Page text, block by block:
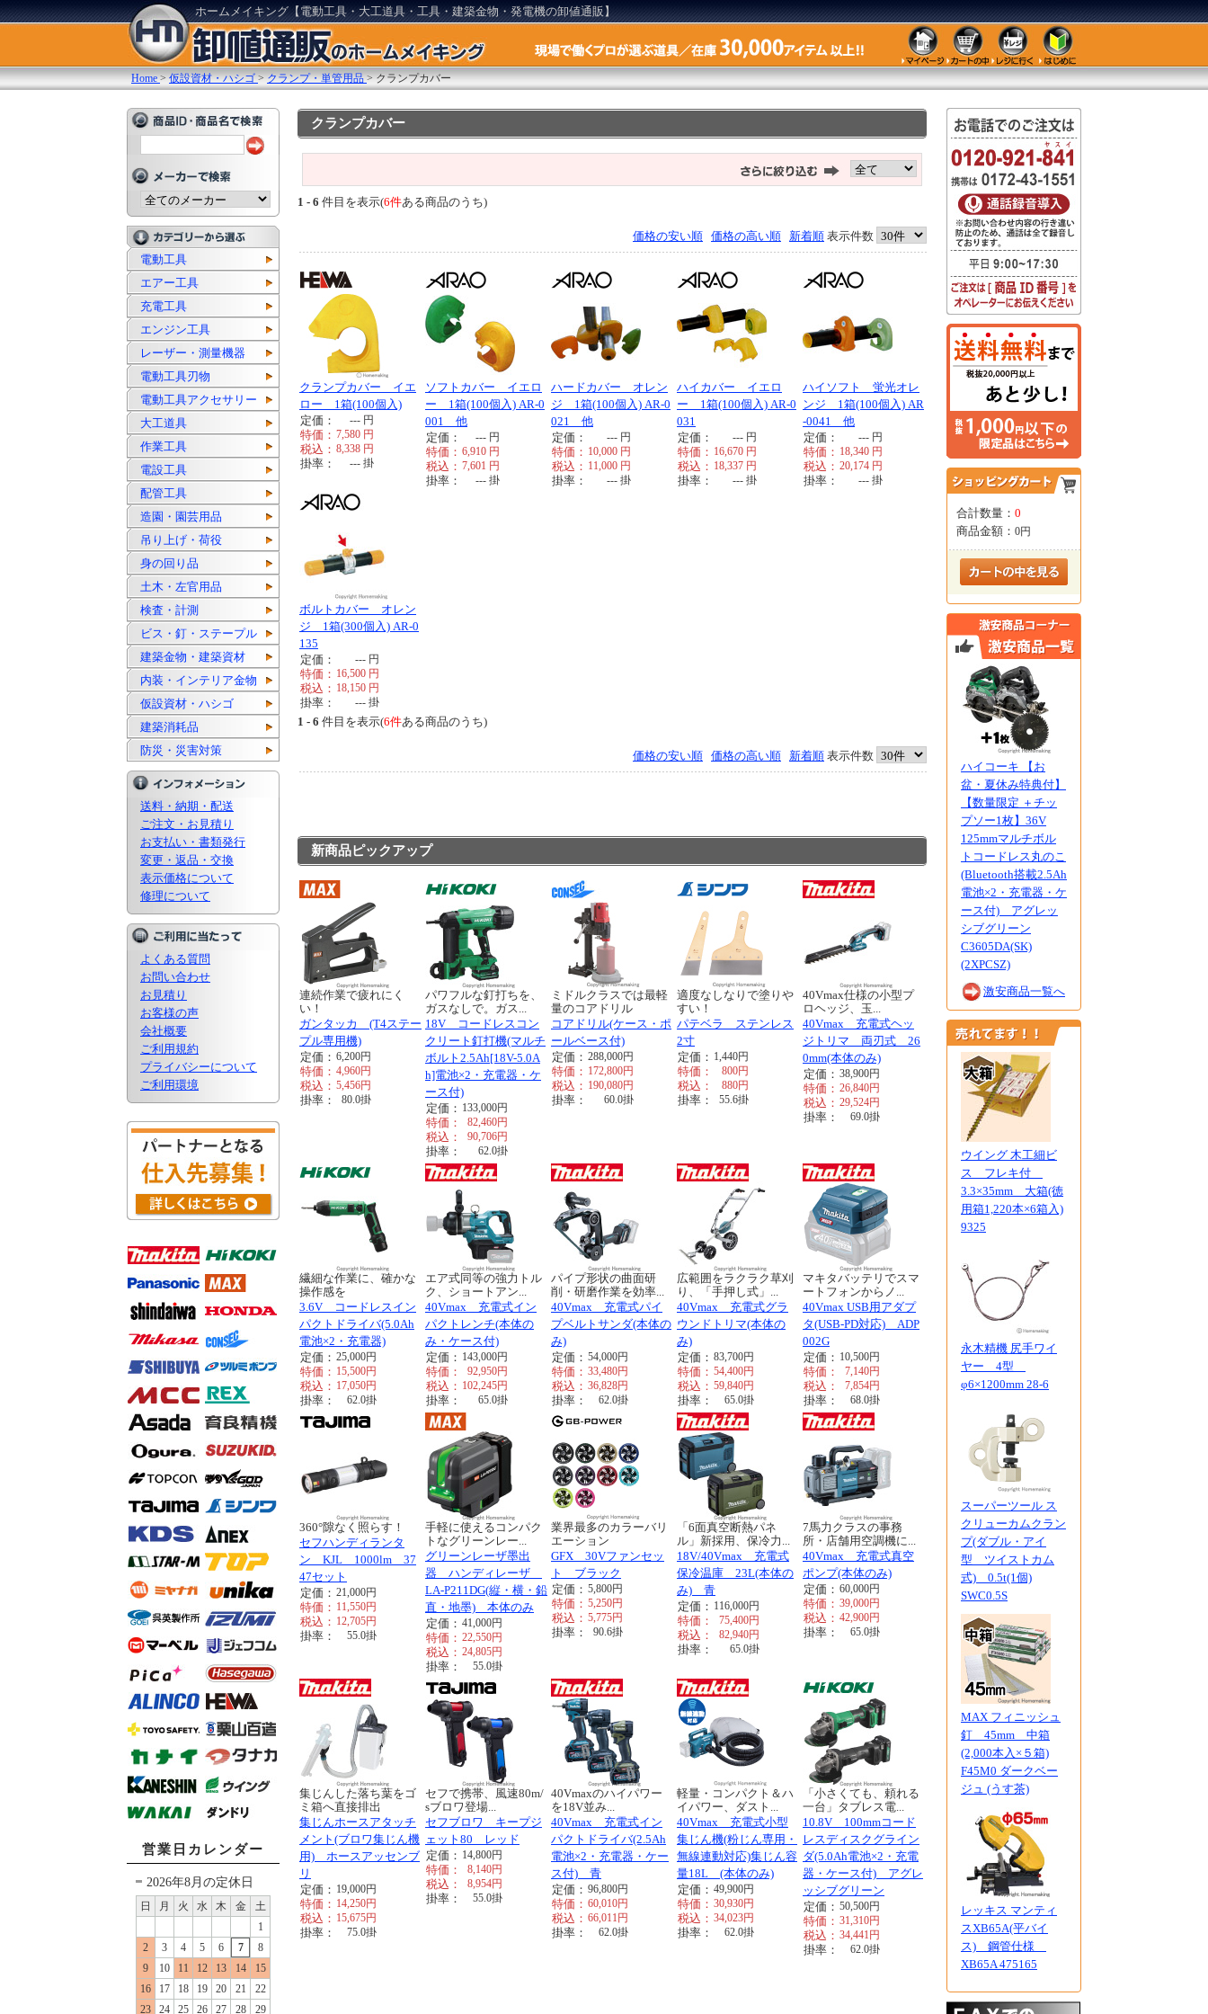
ホームメイキング【電動工具・大工道具・工具・建築金物・発電機の卸値通販】
Home >仮設資材・ハシゴ >クランプ・単管用品 >クランプカバー
電動工具
エアー工具
充電工具
エンジン工具
レーザー・測量機器
電動工具刃物
電動工具アクセサリー
大工道具
作業工具
電設工具
配管工具
造園・園芸用品
吊り上げ・荷役
身の回り品
土木・左官用品
検査・計測
ビス・釘・ステープル
建築金物・建築資材
内装・インテリア金物
仮設資材・ハシゴ
建築消耗品
防災・災害対策
送料・納期・配送
ご注文・お見積り
お支払い・書類発行
変更・返品・交換
表示価格について
修理について
よくある質問
お問い合わせ
お見積り
お客様の声
会社概要
ご利用規約
プライバシーについて
ご利用環境
営業日カレンダー
2026年8月の定休日
日 月 火 水 木 金
土
1
2
3 4 5 6 7
8
9
10 11 12 13 14
15
16
17 18 19 20 21
22
23
24 25 26 27 28 29
クランプカバー
1 - 6 件目を表示(6件ある商品のうち)
価格の安い順 価格の高い順 新着順 表示件数
クランプカバー イエ
ロー 1箱(100個入)
定価：
--- 円
特価： 7,580 円
税込： 8,338 円
掛率： --- 掛
ソフトカバー イエロ
ー 1箱(100個入) AR-0
001 他
定価：
--- 円
特価： 6,910 円
税込： 7,601 円
掛率： --- 掛
ハードカバー オレン
ジ 1箱(100個入) AR-0
021 他
定価：
--- 円
特価： 10,000 円
税込： 11,000 円
掛率： --- 掛
ハイカバー イエロ
ー 1箱(100個入) AR-0
031
定価：
--- 円
特価： 16,670 円
税込： 18,337 円
掛率： --- 掛
ハイソフト 蛍光オレ
ンジ 1箱(100個入) AR
-0041 他
定価：
--- 円
特価： 18,340 円
税込： 20,174 円
掛率： --- 掛
ボルトカバー オレン
ジ 1箱(300個入) AR-0
135
定価：
--- 円
特価： 16,500 円
税込： 18,150 円
掛率： --- 掛
1 - 6 件目を表示(6件ある商品のうち)
価格の安い順 価格の高い順 新着順 表示件数
新商品ピックアップ
連続作業で疲れにく
い！
ガンタッカ (T4ステー
プル専用機)
定価： 6,200円
特価： 4,960円
税込： 5,456円
掛率： 80.0掛
パワフルな釘打ちを、
ガスなしで。ガス...
18V コードレスコン
クリート釘打機(マルチ
ボルト2.5Ah[18V-5.0A
h]電池×2・充電器・ケ
ース付)
定価： 133,000円
特価： 82,460円
税込： 90,706円
掛率： 62.0掛
ミドルクラスでは最軽
量のコアドリル
コアドリル(ケース・ポ
ールベース付)
定価： 288,000円
特価： 172,800円
税込： 190,080円
掛率： 60.0掛
適度なしなりで塗りや
すい！
パテベラ ステンレス
2寸
定価： 1,440円
特価： 800円
税込： 880円
掛率： 55.6掛
40Vmax仕様の小型プ
ロヘッジ、玉...
40Vmax 充電式ヘッ
ジトリマ 両刃式 26
0mm(本体のみ)
定価： 38,900円
特価： 26,840円
税込： 29,524円
掛率： 69.0掛
繊細な作業に、確かな
操作感を
3.6V コードレスイン
パクトドライバ(5.0Ah
電池×2・充電器)
定価： 25,000円
特価： 15,500円
税込： 17,050円
掛率： 62.0掛
エア式同等の強力トル
ク、ショートアン...
40Vmax 充電式イン
パクトレンチ(本体の
み・ケース付)
定価： 143,000円
特価： 92,950円
税込： 102,245円
掛率： 65.0掛
パイプ形状の曲面研
削・研磨作業を効率...
40Vmax 充電式パイ
プベルトサンダ(本体の
み)
定価： 54,000円
特価： 33,480円
税込： 36,828円
掛率： 62.0掛
広範囲をラクラク草刈
り、「手押し式」...
40Vmax 充電式グラ
ウンドトリマ(本体の
み)
定価： 83,700円
特価： 54,400円
税込： 59,840円
掛率： 65.0掛
マキタバッテリでスマ
ートフォンからノ...
40Vmax USB用アダプ
タ(USB-PD対応) ADP
002G
定価： 10,500円
特価： 7,140円
税込： 7,854円
掛率： 68.0掛
360°隙なく照らす！
セフハンディランタ
ン KJL 1000lm 37
47セット
定価： 21,000円
特価： 11,550円
税込： 12,705円
掛率： 55.0掛
手軽に使えるコンパク
トなグリーンレー...
グリーンレーザ墨出
器 ハンディレーザ
LA-P211DG(縦・横・鉛
直・地墨) 本体のみ
定価： 41,000円
特価： 22,550円
税込： 24,805円
掛率： 55.0掛
業界最多のカラーバリ
エーション
GFX 30Vファンセッ
ト ブラック
定価： 5,800円
特価： 5,250円
税込： 5,775円
掛率： 90.6掛
「6面真空断熱パネ
ル」新採用、保冷力...
18V/40Vmax 充電式
保冷温庫 23L(本体の
み) 青
定価： 116,000円
特価： 75,400円
税込： 82,940円
掛率： 65.0掛
7馬力クラスの事務
所・店舗用空調機に...
40Vmax 充電式真空
ポンプ(本体のみ)
定価： 60,000円
特価： 39,000円
税込： 42,900円
掛率： 65.0掛
集じんした落ち葉をゴ
ミ箱へ直接排出
集じんホースアタッチ
メント(ブロワ集じん機
用) ホースアッセンブ
リ
定価： 19,000円
特価： 14,250円
税込： 15,675円
掛率： 75.0掛
セフで携帯、風速80m/
sブロワ登場...
セフブロワ キープジ
ェット80 レッド
定価： 14,800円
特価： 8,140円
税込： 8,954円
掛率： 55.0掛
40Vmaxのハイパワー
を18V並み...
40Vmax 充電式イン
パクトドライバ(2.5Ah
電池×2・充電器・ケー
ス付) 青
定価： 96,800円
特価： 60,010円
税込： 66,011 円
掛率： 62.0掛
軽量・コンパクト＆ハ
イパワー、ダスト...
40Vmax 充電式小型
集じん機(粉じん専用・
無線連動対応)集じん容
量18L (本体のみ)
定価： 49,900円
特価： 30,930円
税込： 34,023円
掛率： 62.0掛
「小さくても、頼れる
一台」タブレス電...
10.8V 100mmコード
レスディスクグライン
ダ(5.0Ah電池×2・充電
器・ケース付) アグレ
ッシブグリーン
定価： 50,500円
特価： 31,310円
税込： 34,441 円
掛率： 62.0掛
合計数量： 0
商品金額： 0円
ハイコーキ 【お
盆・夏休み特典付】
【数量限定 ＋チッ
プソー1枚】36V
125mmマルチボル
トコードレス丸のこ
(Bluetooth搭載2.5Ah
電池×2・充電器・ケ
ース付) アグレッ
シブグリーン
C3605DA(SK)
(2XPCSZ)
激安商品一覧へ
ウイング 木工細ビ
ス フレキ付
3.3×35mm 大箱(徳
用箱1,220本×6箱入)
9325
永木精機 尻手ワイ
ヤー 4型
φ6×1200mm 28-6
スーパーツール ス
クリューカムクラン
プ(ダブル・アイ
型 ツイストカム
式) 0.5t(1個)
SWC0.5S
MAX フィニッシュ
釘 45mm 中箱
(2,000本入×５箱)
F45M0 ダークベー
ジュ (うす茶)
レッキス マンティ
スXB65A(平バイ
ス) 鋼管仕様
XB65A 475165